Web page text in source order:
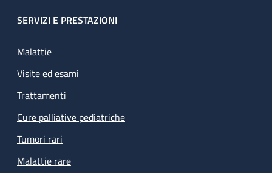
SERVIZI E PRESTAZIONI
Malattie
Visite ed esami
Trattamenti
Cure palliative pediatriche
Tumori rari
Malattie rare